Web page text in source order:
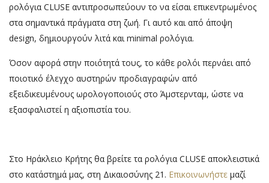
ρολόγια CLUSE αντιπροσωπεύουν το να είσαι επικεντρωμένος
στα σημαντικά πράγματα στη ζωή. Γι αυτό και από άποψη
design, δημιουργούν λιτά και minimal ρολόγια.
Όσον αφορά στην ποιότητά τους, το κάθε ρολόι περνάει από
ποιοτικό έλεγχο αυστηρών προδιαγραφών από
εξειδικευμένους ωρολογοποιούς στο Άμστερνταμ, ώστε να
εξασφαλιστεί η αξιοπιστία του.
Στο Ηράκλειο Κρήτης θα βρείτε τα ρολόγια CLUSE αποκλειστικά
στο κατάστημά μας, στη Δικαιοσύνης 21. Επικοινωνήστε μαζί